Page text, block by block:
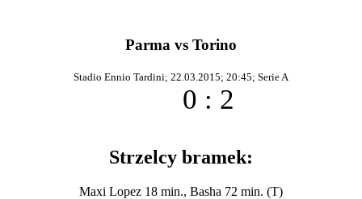
Parma vs Torino
Stadio Ennio Tardini; 22.03.2015; 20:45; Serie A
0 : 2
Strzelcy bramek:
Maxi Lopez 18 min., Basha 72 min. (T)